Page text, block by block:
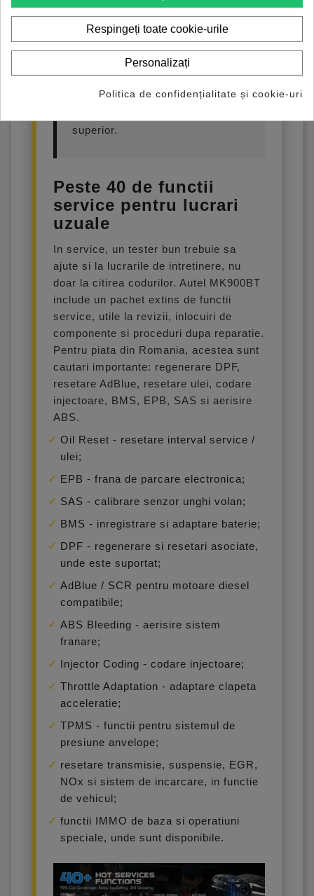
cu o masina concreta, trimite
catre Ediagnoza marca, modelul,
anul, motorizarea si functiile care
te intereseaza. Iti putem confirma
daca Autel MK900BT este potrivit
superior.
Peste 40 de functii
service pentru lucrari
uzuale
In service, un tester bun trebuie sa
ajute si la lucrarile de intretinere, nu
doar la citirea codurilor. Autel MK900BT
include un pachet extins de functii
service, utile la revizii, inlocuiri de
componente si proceduri dupa reparatie.
Pentru piata din Romania, acestea sunt
cautari importante: regenerare DPF,
resetare AdBlue, resetare ulei, codare
injectoare, BMS, EPB, SAS si aerisire
ABS.
Oil Reset - resetare interval service /
ulei;
EPB - frana de parcare electronica;
SAS - calibrare senzor unghi volan;
BMS - inregistrare si adaptare baterie;
DPF - regenerare si resetari asociate,
unde este suportat;
AdBlue / SCR pentru motoare diesel
compatibile;
ABS Bleeding - aerisire sistem
franare;
Injector Coding - codare injectoare;
Throttle Adaptation - adaptare clapeta
acceleratie;
TPMS - functii pentru sistemul de
presiune anvelope;
resetare transmisie, suspensie, EGR,
NOx si sistem de incarcare, in functie
de vehicul;
functii IMMO de baza si operatiuni
speciale, unde sunt disponibile.
Respingeți toate cookie-urile
Personalizați
Politica de confidențialitate și cookie-uri